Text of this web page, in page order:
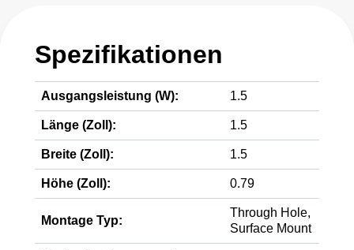
Spezifikationen
Ausgangsleistung (W): 1.5
Länge (Zoll): 1.5
Breite (Zoll): 1.5
Höhe (Zoll): 0.79
Montage Typ:
Through Hole,
Surface Mount